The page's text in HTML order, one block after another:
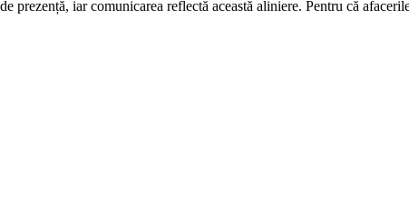
iar comunicarea reflectă această aliniere. Pentru că